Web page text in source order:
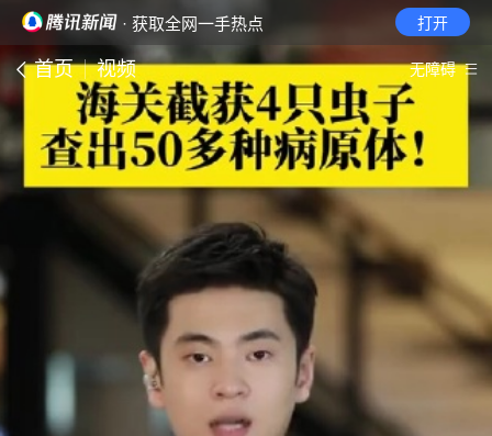
· 获取全网一手热点 打开
首页 视频 无障碍